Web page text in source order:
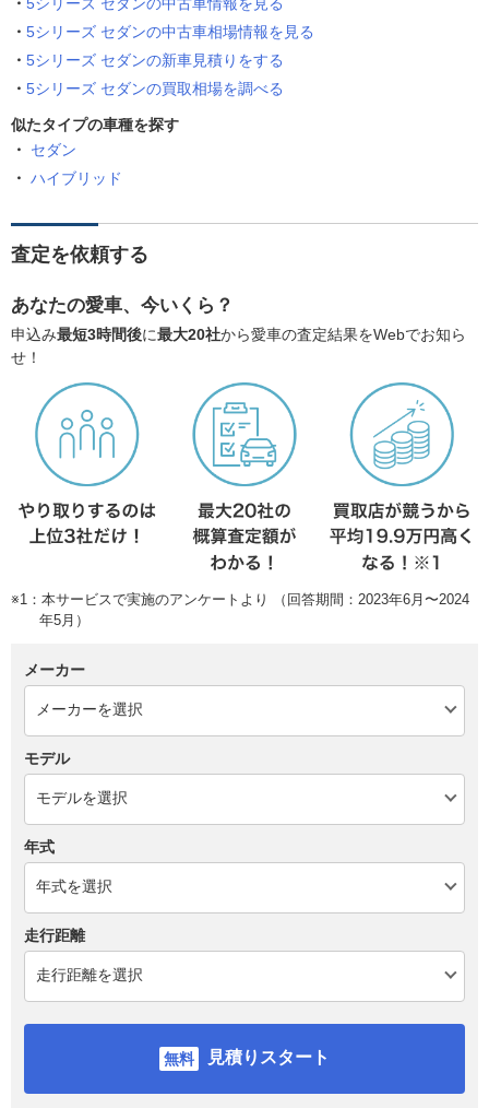
5シリーズ セダンの中古車相場情報を見る
5シリーズ セダンの新車見積りをする
5シリーズ セダンの買取相場を調べる
似たタイプの車種を探す
セダン
ハイブリッド
査定を依頼する
あなたの愛車、今いくら？
申込み最短3時間後に最大20社から愛車の査定結果をWebでお知ら
せ！
※1：本サービスで実施のアンケートより （回答期間：2023年6月〜2024
年5月）
メーカー
モデル
年式
走行距離
見積りスタート